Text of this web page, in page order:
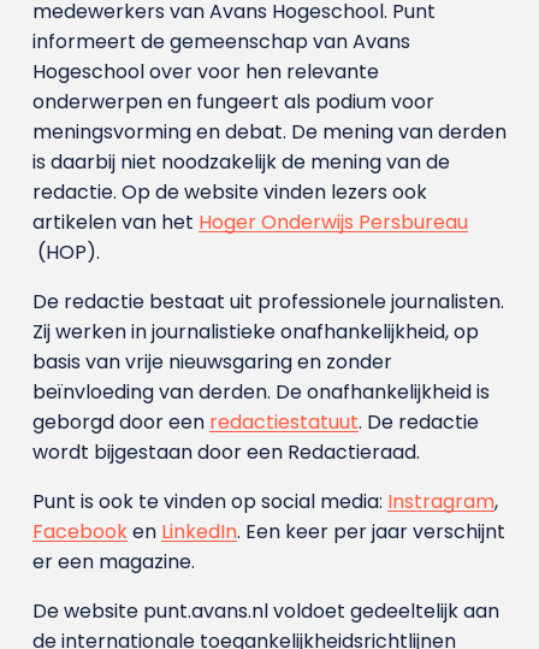
medewerkers van Avans Hoge­school. Punt
informeert de gemeenschap van Avans
Hogeschool over voor hen relevante
onderwerpen en fungeert als podium voor
meningsvorming en debat. De mening van derden
is daarbij niet noodzakelijk de mening van de
redactie. Op de website vinden lezers ook
artikelen van het Hoger Onderwijs Persbureau
(HOP).
De redactie bestaat uit professionele journalisten.
Zij werken in journalistieke onafhankelijkheid, op
basis van vrije nieuwsgaring en zonder
beïnvloeding van derden. De onafhankelijkheid is
geborgd door een redactiestatuut. De redactie
wordt bijgestaan door een Redactieraad.
Punt is ook te vinden op social media: Instragram,
Facebooken LinkedIn. Een keer per jaar verschijnt
er een magazine.
De website punt.avans.nl voldoet gedeeltelijk aan
de internationale toegankelijkheidsrichtlijnen